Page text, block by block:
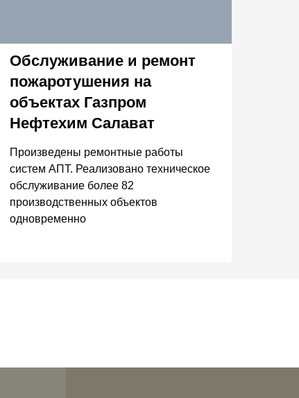
Обслуживание и ремонт
пожаротушения на
объектах Газпром
Нефтехим Салават
Произведены ремонтные работы
систем АПТ. Реализовано техническое
обслуживание более 82
производственных объектов
одновременно